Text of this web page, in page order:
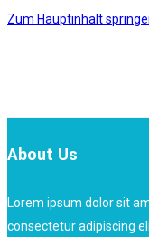
Zum Hauptinhalt
About Us
Lorem ipsum dolor sit
consectetur adipiscing